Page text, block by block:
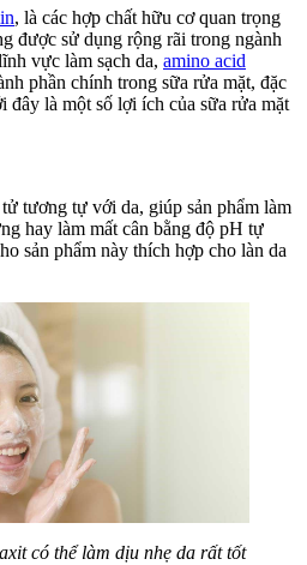
, là các hợp chất hữu cơ quan trọng
được sử dụng rộng rãi trong ngành
vực làm sạch da, amino acid
phần chính trong sữa rửa mặt, đặc
đây là một số lợi ích của sữa rửa mặt
tương tự với da, giúp sản phẩm làm
hay làm mất cân bằng độ pH tự
sản phẩm này thích hợp cho làn da
có thể làm dịu nhẹ da rất tốt